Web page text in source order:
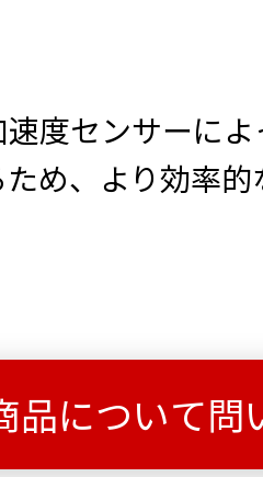
度センサーによ
め、より効率
品について問